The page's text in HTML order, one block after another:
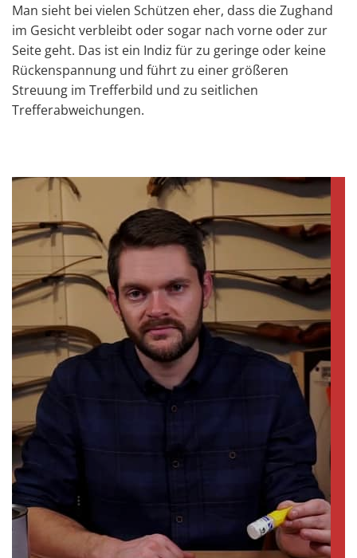
Man sieht bei vielen Schützen eher, dass die Zughand
im Gesicht verbleibt oder sogar nach vorne oder zur
Seite geht. Das ist ein Indiz für zu geringe oder keine
Rückenspannung und führt zu einer größeren
Streuung im Trefferbild und zu seitlichen
Trefferabweichungen.